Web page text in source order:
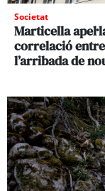
Societat
Marticella
correlació
l’arribada de